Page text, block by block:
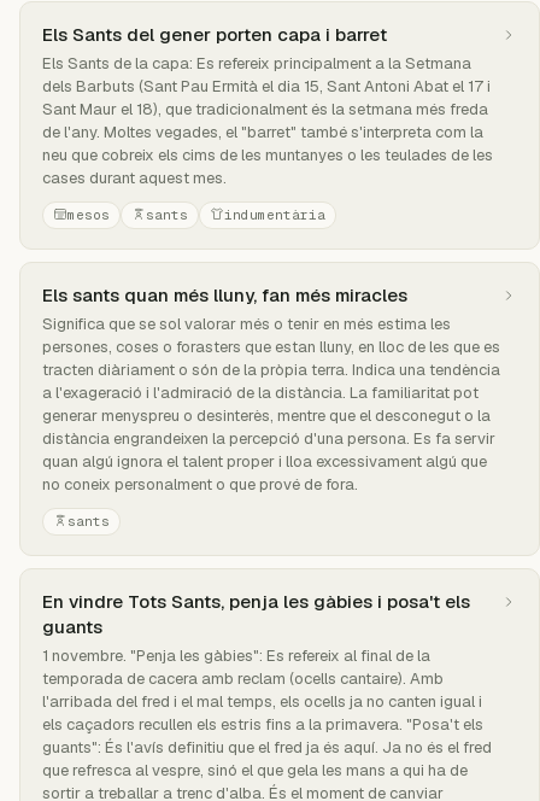
Els Sants del gener porten capa i barret
Els Sants de la capa: Es refereix principalment a la Setmana
dels Barbuts (Sant Pau Ermità el dia 15, Sant Antoni Abat el 17 i
Sant Maur el 18), que tradicionalment és la setmana més freda
de l'any. Moltes vegades, el "barret" també s'interpreta com la
neu que cobreix els cims de les muntanyes o les teulades de les
cases durant aquest mes.
mesos sants indumentària
Els sants quan més lluny, fan més miracles
Significa que se sol valorar més o tenir en més estima les
persones, coses o forasters que estan lluny, en lloc de les que es
tracten diàriament o són de la pròpia terra. Indica una tendència
a l'exageració i l'admiració de la distància. La familiaritat pot
generar menyspreu o desinterès, mentre que el desconegut o la
distància engrandeixen la percepció d'una persona. Es fa servir
quan algú ignora el talent proper i lloa excessivament algú que
no coneix personalment o que prové de fora.
sants
En vindre Tots Sants, penja les gàbies i posa't els
guants
1 novembre. "Penja les gàbies": Es refereix al final de la
temporada de cacera amb reclam (ocells cantaire). Amb
l'arribada del fred i el mal temps, els ocells ja no canten igual i
els caçadors recullen els estris fins a la primavera. "Posa't els
guants": És l'avís definitiu que el fred ja és aquí. Ja no és el fred
que refresca al vespre, sinó el que gela les mans a qui ha de
sortir a treballar a trenc d'alba. És el moment de canviar